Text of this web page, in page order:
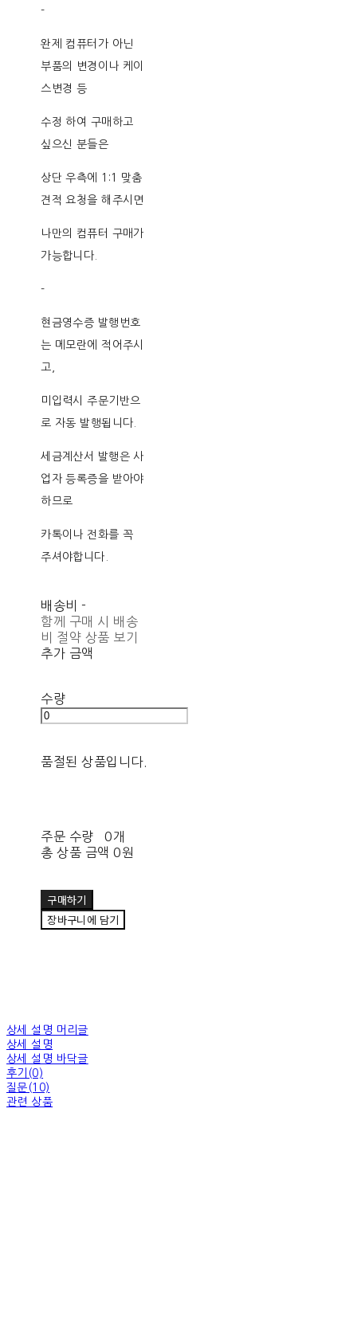
-
완제 컴퓨터가 아닌
부품의 변경이나 케이
스변경 등
수정 하여 구매하고
싶으신 분들은
상단 우측에 1:1 맞춤
견적 요청을 해주시면
나만의 컴퓨터 구매가
가능합니다.
-
현금영수증 발행번호
는 메모란에 적어주시
고,
미입력시 주문기반으
로 자동 발행됩니다.
세금계산서 발행은 사
업자 등록증을 받아야
하므로
카톡이나 전화를 꼭
주셔야합니다.
배송비 -
함께 구매 시 배송
비 절약 상품 보기
추가 금액
수량
품절된 상품입니다.
주문 수량
0개
총 상품 금액 0원
구매하기
장바구니에 담기
상세 설명 머리글
상세 설명
상세 설명 바닥글
후기(0)
질문(10)
관련 상품